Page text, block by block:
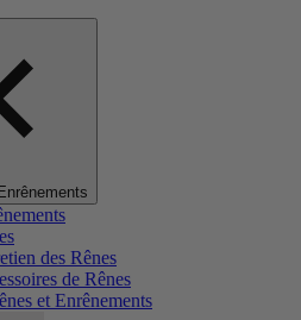
des Rênes
de Rênes
et Enrênements